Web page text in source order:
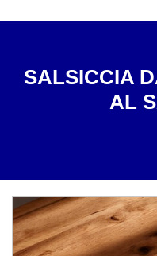
SALSICCIA
AL